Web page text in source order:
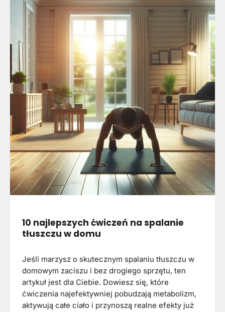
10 najlepszych ćwiczeń na spalanie
tłuszczu w domu
Jeśli marzysz o skutecznym spalaniu tłuszczu w
domowym zaciszu i bez drogiego sprzętu, ten
artykuł jest dla Ciebie. Dowiesz się, które
ćwiczenia najefektywniej pobudzają metabolizm,
aktywują całe ciało i przynoszą realne efekty już